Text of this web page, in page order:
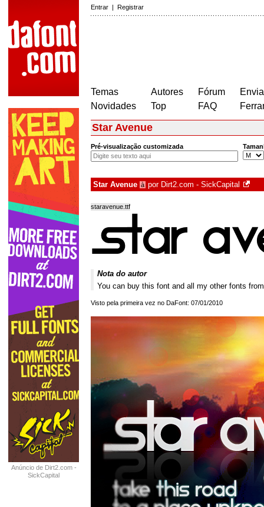
Entrar | Registrar
Temas
Novidades
Autores
Top
Fórum
FAQ
Anúncio de Dirt2.com -
SickCapital
Star Avenue
Pré-visualização customizada
Star Avenue à por Dirt2.com - SickCapital
staravenue.ttf
Nota do autor
You can buy this font and all my other fonts
Visto pela primeira vez no DaFont: 07/01/2010